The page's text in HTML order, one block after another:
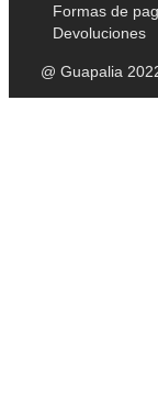
Formas de
Devoluciones
@ Guapalia